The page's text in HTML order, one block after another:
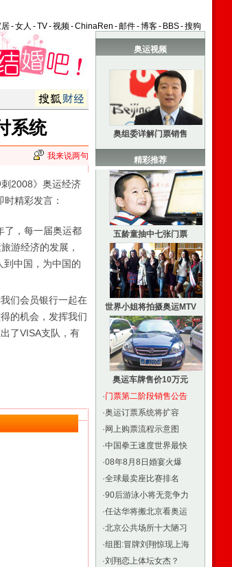
-女人 -TV-视频-ChinaRen -邮件-博客- BBS-搜狗
系统
我来说两句
2008》奥运经济
精彩发言：
，每一届奥运都
游经济的发展，
到中国，为中国的
们会员银行一起在
的机会，发挥我们
了VISA支队，有
奥运视频
奥组委详解门票销售
精彩推荐
五龄童抽中七张门票
世界小姐将拍摄奥运MTV
奥运车牌售价10万元
·门票第二阶段销售公告
·奥运订票系统将扩容
· 网上购票流程示意图
·中国拳王速度世界最快
·08年8月8日婚宴火爆
·全球最卖座比赛排名
·90后游泳小将无竞争力
·任达华将搬北京看奥运
·北京公共场所十大陋习
·组图:冒牌刘翔惊现上海
·刘翔恋上体坛女杰？